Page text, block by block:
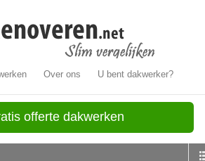
Over ons U bent dakwerker?
offerte dakwerken